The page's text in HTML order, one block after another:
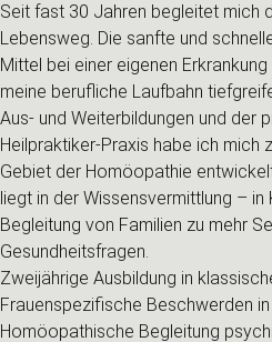
Seit fast 30 Jahren begleitet mich
Lebensweg. Die sanfte und
Mittel bei einer eigenen
meine berufliche Laufbahn
Aus- und Weiterbildungen und der
Heilpraktiker-Praxis habe ich mich
Gebiet der Homöopathie
liegt in der Wissensvermittlung – in
Begleitung von Familien zu mehr
Gesundheitsfragen.
Zweijährige Ausbildung in
Frauenspezifische Beschwerden
Homöopathische Begleitung